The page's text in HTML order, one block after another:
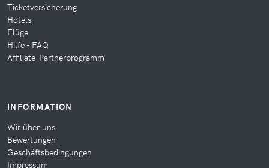
Ticketversicherung
Hotels
Flüge
Hilfe - FAQ
Affiliate-Partnerprogramm
INFORMATION
Wir über uns
Bewertungen
Geschäftsbedingungen
Impressum